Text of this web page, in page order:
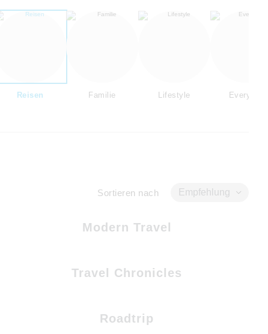
Reisen Familie Lifestyle Everyday
Sortieren nach Empfehlung
Modern Travel
Travel Chronicles
Roadtrip